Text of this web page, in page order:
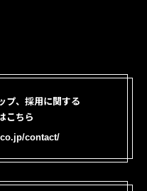
プ、採用に関する
こちら
contact/